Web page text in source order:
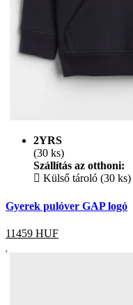
2YRS
(30 ks)
Szállítás az otthoni:
Külső tároló (30 ks)
Gyerek pulóver GAP logó
11459 HUF